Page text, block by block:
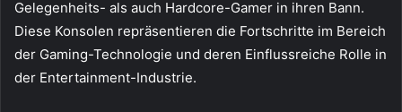
Gelegenheits- als auch Hardcore-Gamer in ihren Bann.
Diese Konsolen repräsentieren die Fortschritte im Bereich
der Gaming-Technologie und deren Einflussreiche Rolle in
der Entertainment-Industrie.